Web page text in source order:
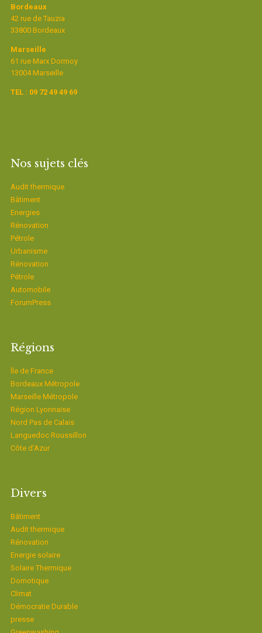
Bordeaux
42 rue de Tauzia
33800 Bordeaux
Marseille
61 rue Marx Dormoy
13004 Marseille
TEL : 09 72 49 49 69
Nos sujets clés
Audit thermique
Bâtiment
Energies
Rénovation
Pétrole
Urbanisme
Rénovation
Pétrole
Automobile
ForumPress
Régions
Ïle de France
Bordeaux Métropole
Marseille Métropole
Région Lyonnaise
Nord Pas de Calais
Languedoc Roussillon
Côte d’Azur
Divers
Bâtiment
Audit thermique
Rénovation
Energie solaire
Solaire Thermique
Domotique
Climat
Démocratie Durable
presse